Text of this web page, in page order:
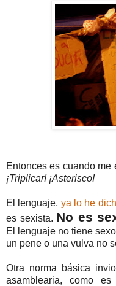
Entonces es cuando me
¡Triplicar! ¡Asterisco!
El lenguaje, ya lo he
es sexista. No es
El lenguaje no tiene
un pene o una vulva no
Otra norma básica
asamblearia, como